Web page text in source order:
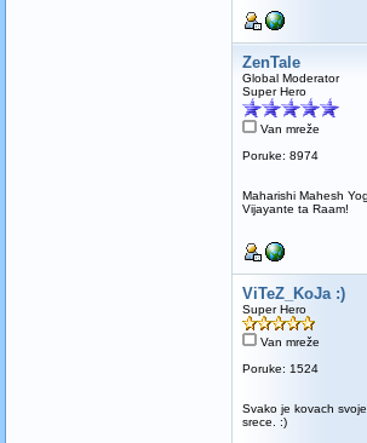
ZenTale
Global Moderator
Super Hero
Van mreže
Poruke: 8974
Maharishi Mahesh
Vijayante ta Raam!
ViTeZ_KoJa :)
Super Hero
Van mreže
Poruke: 1524
Svako je kovach svoje
srece. :)